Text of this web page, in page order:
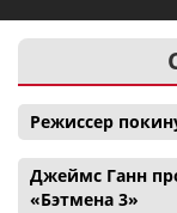
Режиссер
Джеймс Ганн
«Бэтмена 3»